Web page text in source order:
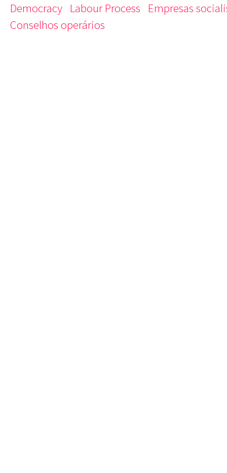
Democracy Labour Process Empresas
Conselhos operários